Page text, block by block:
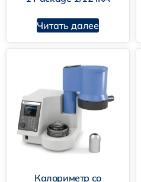
Читать далее
Калориметр со